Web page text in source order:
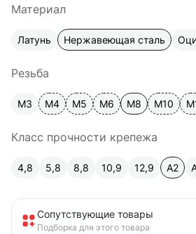
Материал
Латунь Нержавеющая сталь
Резьба
М3 М4 М5 М6 М8 М10
Класс прочности крепежа
4,8 5,8 8,8 10,9 12,9 A2
Сопутствующие товары
Подборка для этого товара